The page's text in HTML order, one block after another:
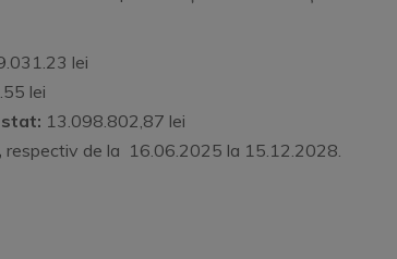
lei
lei
13.098.802,87 lei
respectiv de la 16.06.2025 la 15.12.2028.